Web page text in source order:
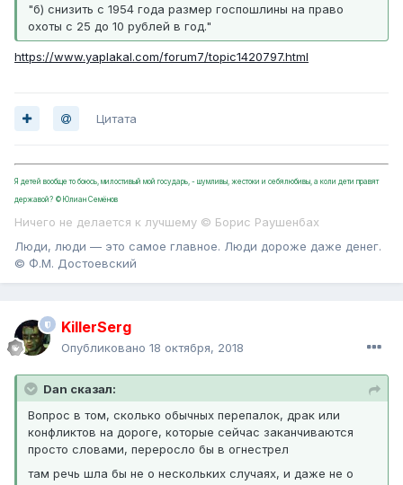
"б) снизить с 1954 года размер госпошлины на право
охоты с 25 до 10 рублей в год."
https://www.yaplakal.com/forum7/topic1420797.html
Цитата
Я детей вообще то боюсь, милостивый мой государь, - шумливы, жестоки и себялюбивы, а коли дети правят
державой? ©Юлиан Семёнов
Ничего не делается к лучшему © Борис Раушенбах
Люди, люди — это самое главное. Люди дороже даже денег.
© Ф.М. Достоевский
KillerSerg
Опубликовано 18 октября, 2018
Dan сказал:
Вопрос в том, сколько обычных перепалок, драк или
конфликтов на дороге, которые сейчас заканчиваются
просто словами, переросло бы в огнестрел
там речь шла бы не о нескольких случаях, и даже не о